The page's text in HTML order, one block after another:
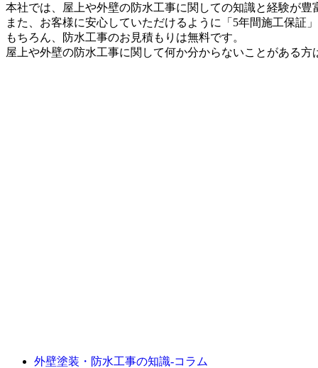
本社では、屋上や外壁の防水工事に関しての知識と経験が
また、お客様に安心していただけるように「5年間施工保証
もちろん、防水工事のお見積もりは無料です。
屋上や外壁の防水工事に関して何か分からないことがある
外壁塗装・防水工事の知識‐コラム